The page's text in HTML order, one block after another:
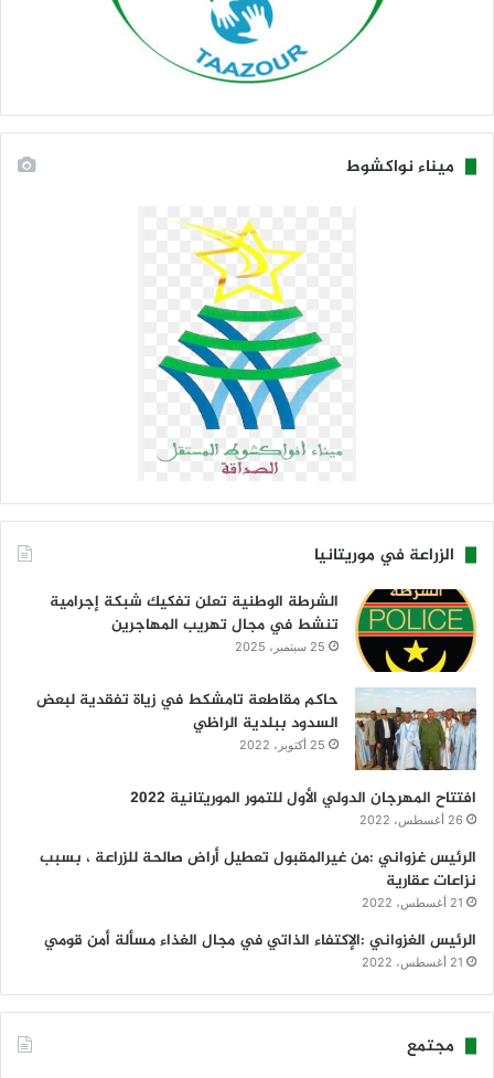
ميناء نواكشوط
الزراعة في موريتانيا
الشرطة الوطنية تعلن تفكيك شبكة إجرامية
تنشط في مجال تهريب المهاجرين
25 سبتمبر، 2025
حاكم مقاطعة تامشكط في زياة تفقدية لبعض
السدود ببلدية الراظي
25 أكتوبر، 2022
افتتاح المهرجان الدولي الأول للتمور الموريتانية 2022
26 أغسطس، 2022
الرئيس غزواني :من غيرالمقبول تعطيل أراض صالحة للزراعة ، بسبب
نزاعات عقارية
21 أغسطس، 2022
الرئيس الغزواني :الإكتفاء الذاتي في مجال الغذاء مسألة أمن قومي
21 أغسطس، 2022
مجتمع